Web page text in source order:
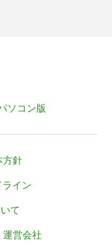
ソコン版
方針
イン
て
運営会社